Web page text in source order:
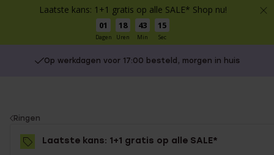
Laatste kans: 1+1 gratis op alle SALE* Shop nu!
01
Dagen
18
Uren
43
Min
14
Sec
Op werkdagen voor 17:00 besteld, morgen in huis
You
are
here:
Ringen
Laatste kans: 1+1 gratis op alle SALE*